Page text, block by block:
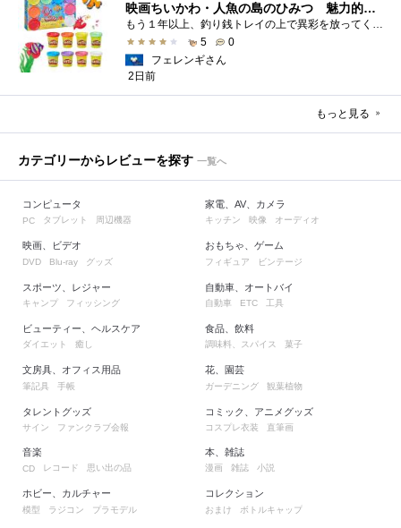
映画ちいかわ・人魚の島のひみつ 魅力的なビラン：セイレーンを造ってみた
もう１年以上、釣り銭トレイの上で異彩を放ってくれたミャクミャクのマグネット 映画ちいかわ人魚の島のひみつを鑑賞後、素敵なビランのセイ...
5
0
フェレンギさん
2日前
もっと見る
カテゴリーからレビューを探す 一覧へ
コンピュータ
PC タブレット 周辺機器
映画、ビデオ
DVD Blu-ray グッズ
スポーツ、レジャー
キャンプ フィッシング
ビューティー、ヘルスケア
ダイエット 癒し
文房具、オフィス用品
筆記具 手帳
タレントグッズ
サイン ファンクラブ会報
家電、AV、カメラ
キッチン 映像 オーディオ
おもちゃ、ゲーム
フィギュア ビンテージ
自動車、オートバイ
自動車 ETC 工具
食品、飲料
調味料、スパイス 菓子
花、園芸
ガーデニング 観葉植物
コミック、アニメグッズ
コスプレ衣装 直筆画
音楽
CD レコード 思い出の品
ホビー、カルチャー
模型 ラジコン プラモデル
本、雑誌
漫画 雑誌 小説
コレクション
おまけ ボトルキャップ